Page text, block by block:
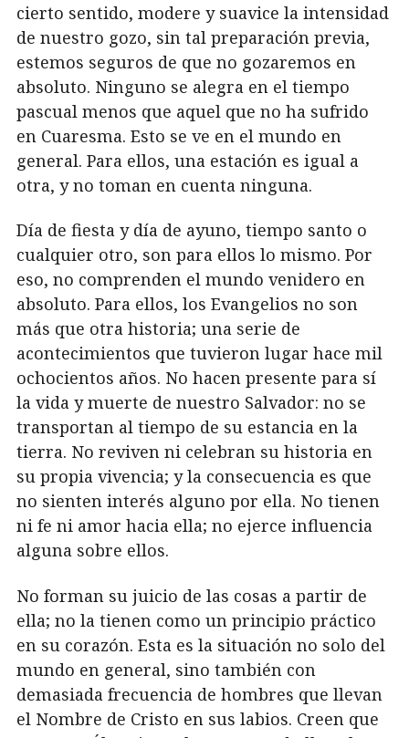
cierto sentido, modere y suavice la intensidad
de nuestro gozo, sin tal preparación previa,
estemos seguros de que no gozaremos en
absoluto. Ninguno se alegra en el tiempo
pascual menos que aquel que no ha sufrido
en Cuaresma. Esto se ve en el mundo en
general. Para ellos, una estación es igual a
otra, y no toman en cuenta ninguna.
Día de fiesta y día de ayuno, tiempo santo o
cualquier otro, son para ellos lo mismo. Por
eso, no comprenden el mundo venidero en
absoluto. Para ellos, los Evangelios no son
más que otra historia; una serie de
acontecimientos que tuvieron lugar hace mil
ochocientos años. No hacen presente para sí
la vida y muerte de nuestro Salvador: no se
transportan al tiempo de su estancia en la
tierra. No reviven ni celebran su historia en
su propia vivencia; y la consecuencia es que
no sienten interés alguno por ella. No tienen
ni fe ni amor hacia ella; no ejerce influencia
alguna sobre ellos.
No forman su juicio de las cosas a partir de
ella; no la tienen como un principio práctico
en su corazón. Esta es la situación no solo del
mundo en general, sino también con
demasiada frecuencia de hombres que llevan
el Nombre de Cristo en sus labios. Creen que